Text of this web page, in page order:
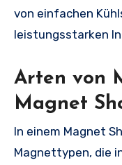
von einfachen
leistungsstarken
Arten von
Magnet
In einem Magnet
Magnettypen, die